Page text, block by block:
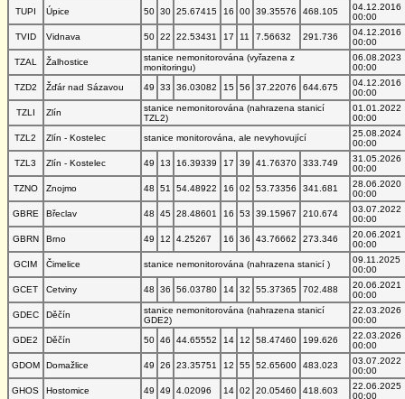
TUPI
Úpice 50 30 25.67415 16 00 39.35576 468.105
04.12.2016
00:00
TVID
Vidnava 50 22 22.53431 17 11 7.56632 291.736
04.12.2016
00:00
TZAL
Žalhostice
stanice nemonitorována (vyřazena z
monitoringu)
06.08.2023
00:00
TZD2
Žďár nad Sázavou 49 33 36.03082 15 56 37.22076 644.675
04.12.2016
00:00
TZLI
Zlín
stanice nemonitorována (nahrazena stanicí
TZL2)
01.01.2022
00:00
TZL2
Zlín - Kostelec stanice monitorována, ale nevyhovující
25.08.2024
00:00
TZL3
Zlín - Kostelec 49 13 16.39339 17 39 41.76370 333.749
31.05.2026
00:00
TZNO
Znojmo 48 51 54.48922 16 02 53.73356 341.681
28.06.2020
00:00
GBRE
Břeclav 48 45 28.48601 16 53 39.15967 210.674
03.07.2022
00:00
GBRN
Brno 49 12 4.25267 16 36 43.76662 273.346
20.06.2021
00:00
GCIM
Čimelice stanice nemonitorována (nahrazena stanicí )
09.11.2025
00:00
GCET
Cetviny 48 36 56.03780 14 32 55.37365 702.488
20.06.2021
00:00
GDEC
Děčín
stanice nemonitorována (nahrazena stanicí
GDE2)
22.03.2026
00:00
GDE2
Děčín 50 46 44.65552 14 12 58.47460 199.626
22.03.2026
00:00
GDOM
Domažlice 49 26 23.35751 12 55 52.65600 483.023
03.07.2022
00:00
GHOS
Hostomice 49 49 4.02096 14 02 20.05460 418.603
22.06.2025
00:00